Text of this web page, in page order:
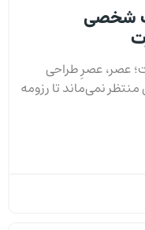
شخصی
عصر، عصرِ طراحی
نمی‌ماند تا رزومه